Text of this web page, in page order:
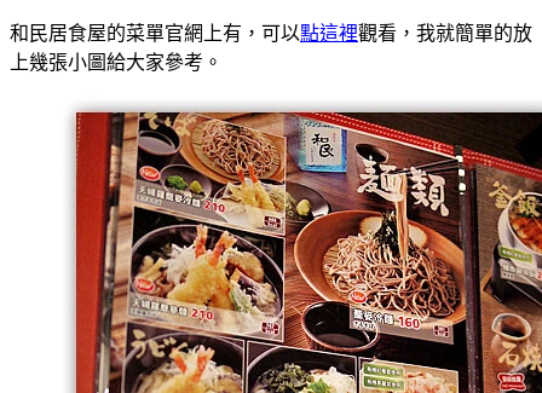
和民居食屋的菜單官網上有，可以點這裡觀看，我就簡單的放
上幾張小圖給大家參考。